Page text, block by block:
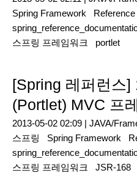
Spring Framework
스프링 프레임워크
portlet
[Spring 레퍼런스]
(Portlet) MVC 프
2013-05-02 02:09 | JAVA/
스프링
Spring Framework
스프링 프레임워크
JSR-168